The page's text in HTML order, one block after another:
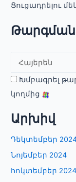
Ցուցադրելու
Խմբագրել
կողմից
Արխիվ
Դեկտեմբեր
Նոյեմբեր 2024
հոկտեմբեր 2024